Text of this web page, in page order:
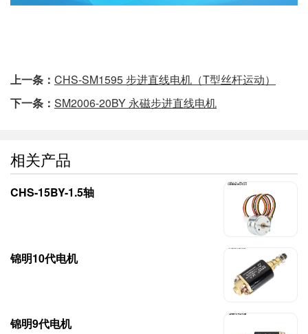
上一条： CHS-SM1595 步进直线电机（T型丝杆运动）
下一条： SM2006-20BY 永磁步进直线电机
相关产品
CHS-15BY-1.5轴
锦明10代电机
锦明9代电机